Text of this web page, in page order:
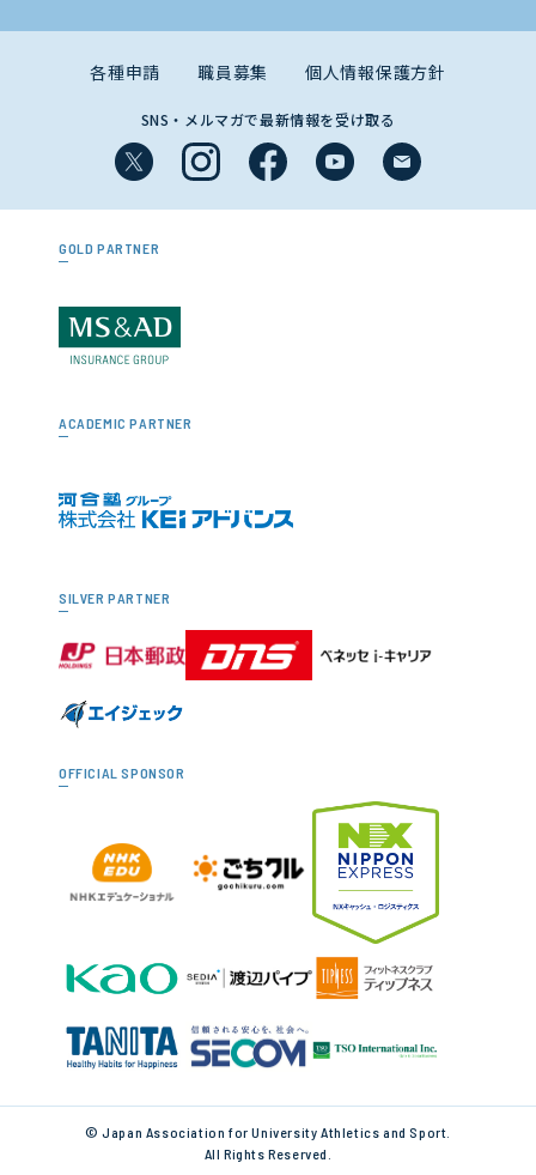
各種申請 職員募集 個人情報保護方針
SNS・メルマガで最新情報を受け取る
GOLD PARTNER
ACADEMIC PARTNER
SILVER PARTNER
OFFICIAL SPONSOR
© Japan Association for University Athletics and Sport.
All Rights Reserved.